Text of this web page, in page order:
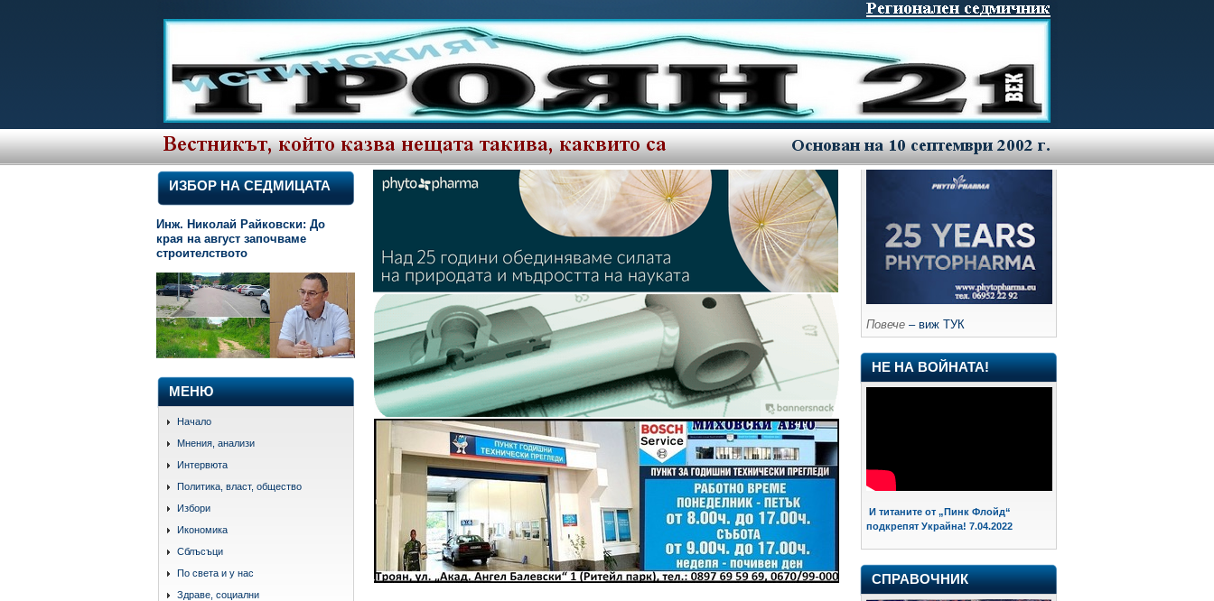
ИЗБОР НА СЕДМИЦАТА
Инж. Николай Райковски: До
края на август започваме
строителството
МЕНЮ
Начало
Мнения, анализи
Интервюта
Политика, власт, общество
Избори
Икономика
Сблъсъци
По света и у нас
Здраве, социални
Повече – виж ТУК
НЕ НА ВОЙНАТА!
И титаните от „Пинк Флойд“
подкрепят Украйна! 7.04.2022
СПРАВОЧНИК